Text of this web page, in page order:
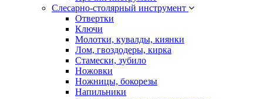
Слесарно-столярный инструмент
Отвертки
Ключи
Молотки, кувалды, киянки
Лом, гвоздодеры, кирка
Стамески, зубило
Ножовки
Ножницы, бокорезы
Напильники